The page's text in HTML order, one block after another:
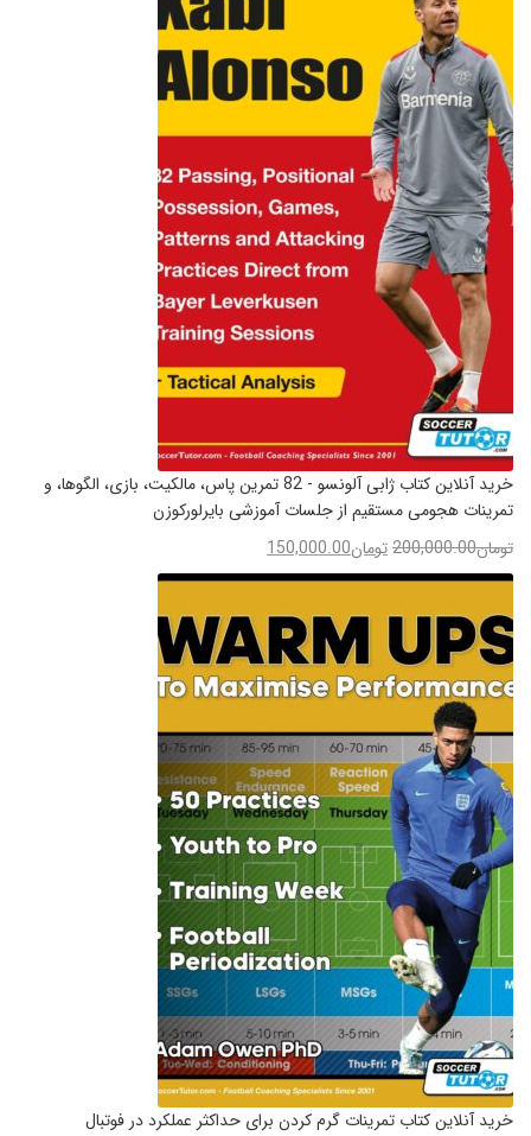
خرید آنلاین کتاب ژابی آلونسو - 82 تمرین پاس، مالکیت، بازی، الگوها، و
تمرینات هجومی مستقیم از جلسات آموزشی بایرلورکوزن
تومان200,000.00تومان150,000.00
خرید آنلاین کتاب تمرینات گرم کردن برای حداکثر عملکرد در فوتبال